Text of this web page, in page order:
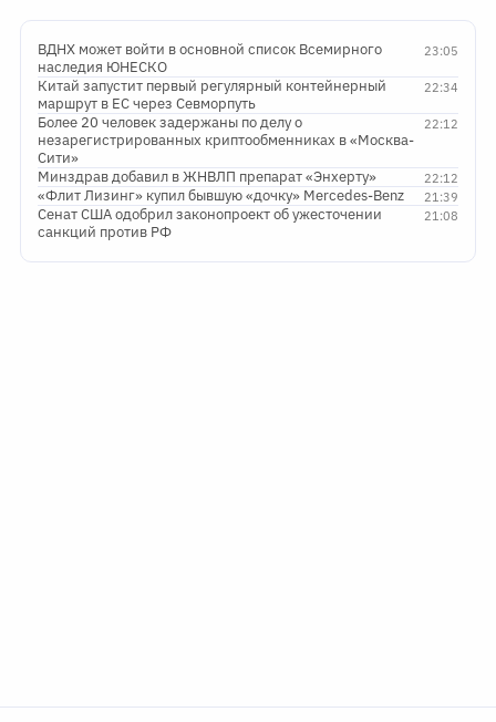
23:05
ВДНХ может войти в основной список Всемирного
наследия ЮНЕСКО
22:34
Китай запустит первый регулярный контейнерный
маршрут в ЕС через Севморпуть
22:12
Более 20 человек задержаны по делу о
незарегистрированных криптообменниках в «Москва-
Сити»
22:12
Минздрав добавил в ЖНВЛП препарат «Энхерту»
21:39
«Флит Лизинг» купил бывшую «дочку» Mercedes-Benz
21:08
Сенат США одобрил законопроект об ужесточении
санкций против РФ